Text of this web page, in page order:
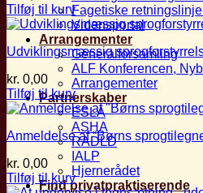
Fagetiske
Vidensportal
Arrangementer
Generalforsamling
ALF Konferencen,
Arrangementer
Partnerskaber
ESLA
ASHA
RADLD
IALP
Hjernerådet
Find privatpraktiserende
Tilføj til kurv
Udviklingsmæssig
kr. 0,00
Tilføj til kurv
Anmeldelse af “Børns
kr. 0,00
Tilføj til kurv